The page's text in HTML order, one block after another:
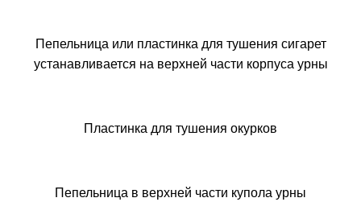
Пепельница или пластинка для тушения сигарет
устанавливается на верхней части корпуса урны
Пластинка для тушения окурков
Пепельница в верхней части купола урны